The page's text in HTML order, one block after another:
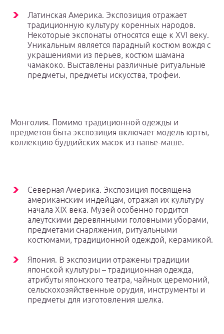
Латинская Америка. Экспозиция отражает
традиционную культуру коренных народов.
Некоторые экспонаты относятся еще к XVI веку.
Уникальным является парадный костюм вождя с
украшениями из перьев, костюм шамана
чамакоко. Выставлены различные ритуальные
предметы, предметы искусства, трофеи.
Монголия. Помимо традиционной одежды и
предметов быта экспозиция включает модель юрты,
коллекцию буддийских масок из папье-маше.
Северная Америка. Экспозиция посвящена
американским индейцам, отражая их культуру
начала XIX века. Музей особенно гордится
алеутскими деревянными головными уборами,
предметами снаряжения, ритуальными
костюмами, традиционной одеждой, керамикой.
Япония. В экспозиции отражены традиции
японской культуры – традиционная одежда,
атрибуты японского театра, чайных церемоний,
сельскохозяйственные орудия, инструменты и
предметы для изготовления шелка.